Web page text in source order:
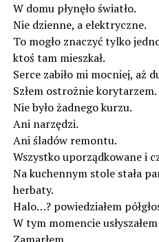
W domu płynęło światło.
Nie dzienne, a elektryczne.
To mogło znaczyć tylko
ktoś tam mieszkał.
Serce zabiło mi mocniej, aż
Szłem ostrożnie korytarzem.
Nie było żadnego kurzu.
Ani narzędzi.
Ani śladów remontu.
Wszystko uporządkowane i
Na kuchennym stole stała
herbaty.
Halo…? powiedziałem
W tym momencie